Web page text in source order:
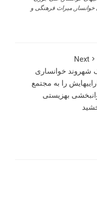
, میراث فرهنگی و
Next
شهروند خوانساری
را به مجتمع
بهزیستی